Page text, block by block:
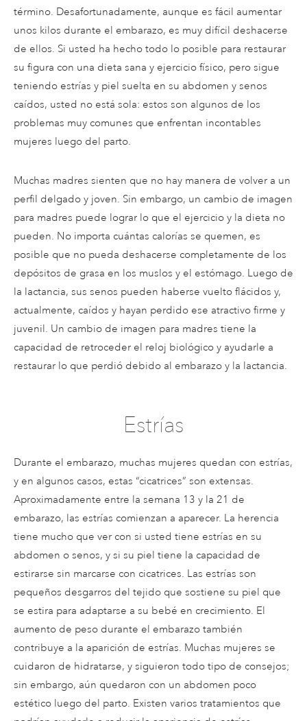
término. Desafortunadamente, aunque es fácil aumentar
unos kilos durante el embarazo, es muy difícil deshacerse
de ellos. Si usted ha hecho todo lo posible para restaurar
su figura con una dieta sana y ejercicio físico, pero sigue
teniendo estrías y piel suelta en su abdomen y senos
caídos, usted no está sola: estos son algunos de los
problemas muy comunes que enfrentan incontables
mujeres luego del parto.
Muchas madres sienten que no hay manera de volver a un
perfil delgado y joven. Sin embargo, un cambio de imagen
para madres puede lograr lo que el ejercicio y la dieta no
pueden. No importa cuántas calorías se quemen, es
posible que no pueda deshacerse completamente de los
depósitos de grasa en los muslos y el estómago. Luego de
la lactancia, sus senos pueden haberse vuelto flácidos y,
actualmente, caídos y hayan perdido ese atractivo firme y
juvenil. Un cambio de imagen para madres tiene la
capacidad de retroceder el reloj biológico y ayudarle a
restaurar lo que perdió debido al embarazo y la lactancia.
Estrías
Durante el embarazo, muchas mujeres quedan con estrías,
y en algunos casos, estas “cicatrices” son extensas.
Aproximadamente entre la semana 13 y la 21 de
embarazo, las estrías comienzan a aparecer. La herencia
tiene mucho que ver con si usted tiene estrías en su
abdomen o senos, y si su piel tiene la capacidad de
estirarse sin marcarse con cicatrices. Las estrías son
pequeños desgarros del tejido que sostiene su piel que
se estira para adaptarse a su bebé en crecimiento. El
aumento de peso durante el embarazo también
contribuye a la aparición de estrías. Muchas mujeres se
cuidaron de hidratarse, y siguieron todo tipo de consejos;
sin embargo, aún quedaron con un abdomen poco
estético luego del parto. Existen varios tratamientos que